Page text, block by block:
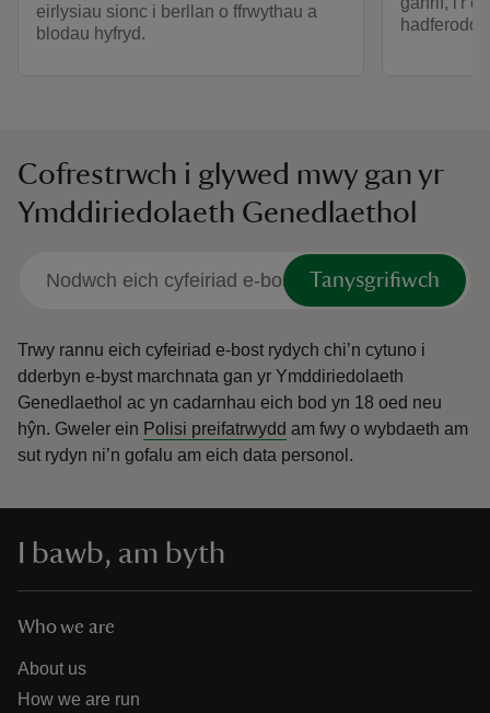
eirlysiau sionc i berllan o ffrwythau a
blodau hyfryd.
hadferodd
Cofrestrwch i glywed mwy gan yr
Ymddiriedolaeth Genedlaethol
Tanysgrifiwch
Trwy rannu eich cyfeiriad e-bost rydych chi’n cytuno i
dderbyn e-byst marchnata gan yr Ymddiriedolaeth
Genedlaethol ac yn cadarnhau eich bod yn 18 oed neu
hŷn. Gweler ein Polisi preifatrwydd am fwy o wybdaeth am
sut rydyn ni’n gofalu am eich data personol.
I bawb, am byth
Who we are
About us
How we are run